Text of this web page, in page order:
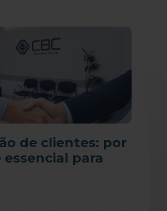
de clientes: por
essencial para